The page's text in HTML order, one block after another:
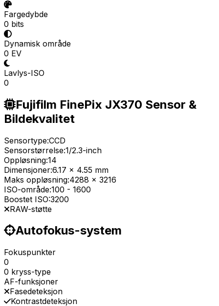
Fargedybde
0 bits
Dynamisk område
0 EV
Lavlys-ISO
0
Fujifilm FinePix JX370 Sensor &
Bildekvalitet
Sensortype:CCD
Sensorstørrelse:1/2.3-inch
Oppløsning:14
Dimensjoner:6.17 x 4.55 mm
Maks oppløsning:4288 x 3216
ISO-område:100 - 1600
Boostet ISO:3200
RAW-støtte
Autofokus-system
Fokuspunkter
0
0 kryss-type
AF-funksjoner
Fasedeteksjon
Kontrastdeteksjon